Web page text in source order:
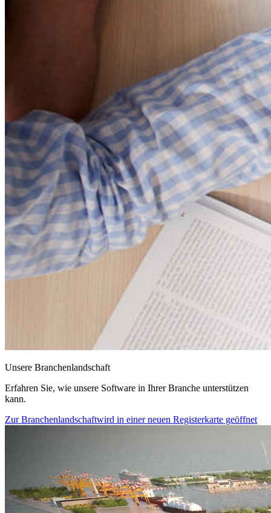
Unsere Branchenlandschaft
Erfahren Sie, wie unsere Software in Ihrer Branche unterstützen
kann.
Zur Branchenlandschaftwird in einer neuen Registerkarte geöffnet